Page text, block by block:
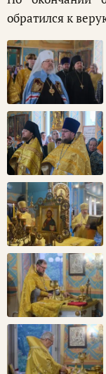
обратился к